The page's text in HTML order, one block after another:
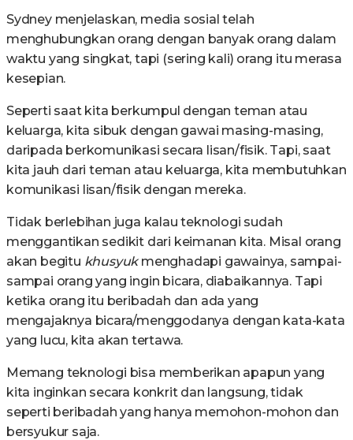
Sydney menjelaskan, media sosial telah
menghubungkan orang dengan banyak orang dalam
waktu yang singkat, tapi (sering kali) orang itu merasa
kesepian.
Seperti saat kita berkumpul dengan teman atau
keluarga, kita sibuk dengan gawai masing-masing,
daripada berkomunikasi secara lisan/fisik. Tapi, saat
kita jauh dari teman atau keluarga, kita membutuhkan
komunikasi lisan/fisik dengan mereka.
Tidak berlebihan juga kalau teknologi sudah
menggantikan sedikit dari keimanan kita. Misal orang
akan begitu khusyukmenghadapi gawainya, sampai-
sampai orang yang ingin bicara, diabaikannya. Tapi
ketika orang itu beribadah dan ada yang
mengajaknya bicara/menggodanya dengan kata-kata
yang lucu, kita akan tertawa.
Memang teknologi bisa memberikan apapun yang
kita inginkan secara konkrit dan langsung, tidak
seperti beribadah yang hanya memohon-mohon dan
bersyukur saja.